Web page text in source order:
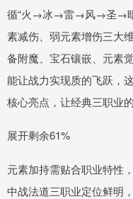
循“火→冰→雷→风→圣→
素减伤、弱元素增伤三大
备附魔、宝石镶嵌、元素
能让战力实现质的飞跃，
核心亮点，让经典三职业
展开剩余61%
元素加持需贴合职业特性
中战法道三职业定位鲜明